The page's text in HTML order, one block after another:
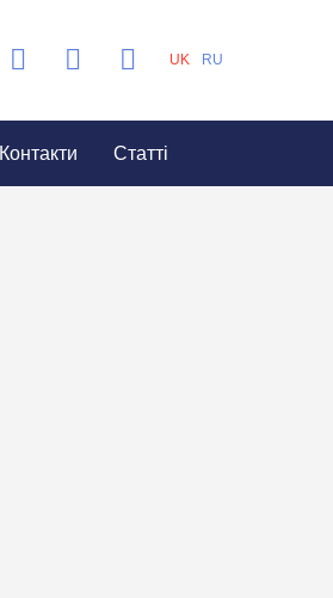
UK RU
Контакти Статті